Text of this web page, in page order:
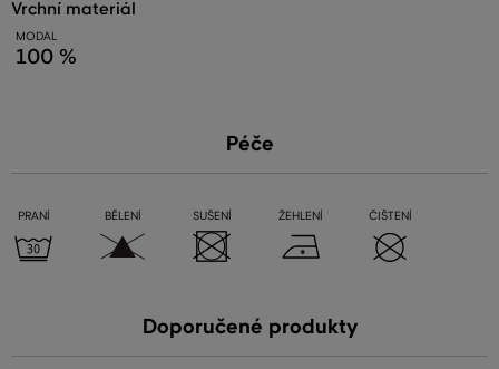
vrchní materiál
MODAL
100 %
Péče
PRANÍ BĚLENÍ SUŠENÍ ŽEHLENÍ ČIŠTENÍ
Doporučené produkty